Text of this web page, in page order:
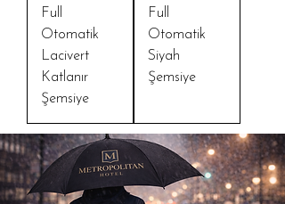
Full
Otomatik
Lacivert
Katlanır
Şemsiye
Full
Otomatik
Siyah
Şemsiye